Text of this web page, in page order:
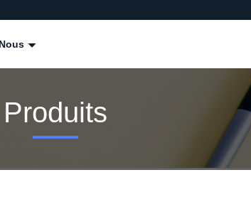
Produits